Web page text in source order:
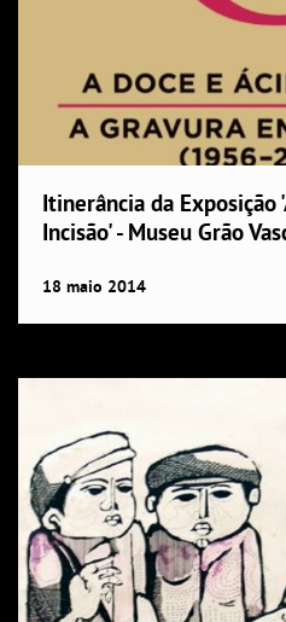
Itinerância da Exposição
Incisão' - Museu Grão
18 maio 2014